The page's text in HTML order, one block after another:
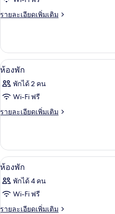
พัก
ของ
รายละเอียดเพิ่มเติม
ราย
เกี่ยว
กับ
ห้อง
เปิด
ภาพถ่าย
ทั้งหมด
ของ
6
ห้องพัก
พักได้ 2 คน
Wi-Fi ฟรี
รายละเอียดเพิ่มเติม
ราย
เกี่ยว
กับ
ห้อง
เปิด
ภาพถ่าย
ทั้งหมด
ของ
3
ห้องพัก
พักได้ 4 คน
Wi-Fi ฟรี
รายละเอียดเพิ่มเติม
ราย